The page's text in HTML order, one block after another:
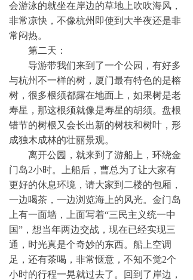
会游泳的就坐在岸边的草地上吹吹海风，
非常凉快，不像杭州即使到大半夜还是非
常闷热。
第二天：
导游带我们来到了一个公园 ， 有好多
与杭州不一样的树，厦门最有特色的是榕
树，很多根须都露在地面上，如果树是老
寿星，那这根须就像是寿星的胡须。盘根
错节的树根又会长出新的树枝和树叶，形
成独木成林的壮丽景观。
离开公园，就来到了游船上，环绕金
门岛2小时。上船后，曹总为了让大家有
更好的休息环境，请大家到二楼的包厢，
一边喝茶，一边浏览海上的风光。金门岛
上有一面墙，上面写着“三民主义统一中
国”，想当年两边交战，现在已经实现三
通，时光真是个奇妙的东西。船上空调
足，还有茶喝，非常惬意，不知不觉2个
小时的行程一晃就过去了。回到了岸边，